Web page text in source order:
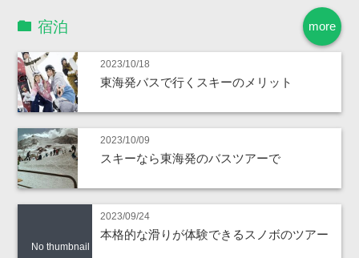
more
宿泊
2023/10/18
東海発バスで行くスキーのメリット
2023/10/09
スキーなら東海発のバスツアーで
No thumbnail
2023/09/24
本格的な滑りが体験できるスノボのツアー